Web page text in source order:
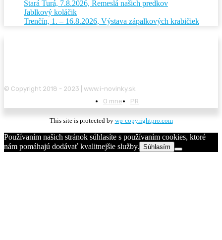
Stará Turá, 7.8.2026, Remeslá našich predkov
Jablkový koláčik
Trenčín, 1. – 16.8.2026, Výstava zápalkových krabičiek
© Copyright 2018 - 2023 | www.i-novinky.sk
O mne
PR
This site is protected by wp-copyrightpro.com
Používaním našich stránok súhlasíte s používaním cookies, ktoré
nám pomáhajú dodávať kvalitnejšie služby. Súhlasím